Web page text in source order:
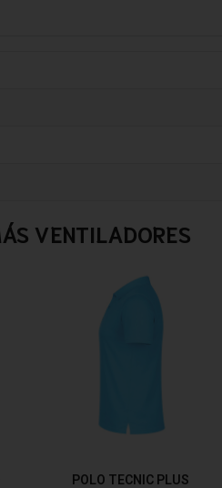
VENTILADORES
POLO TECNIC PLUS